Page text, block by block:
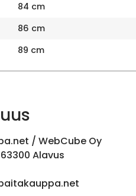
84 cm
86 cm
89 cm
/ WebCube Oy
Alavus